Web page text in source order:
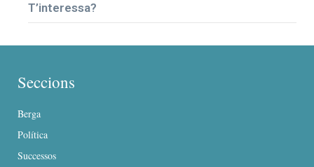
T’interessa?
Seccions
Berga
Política
Successos